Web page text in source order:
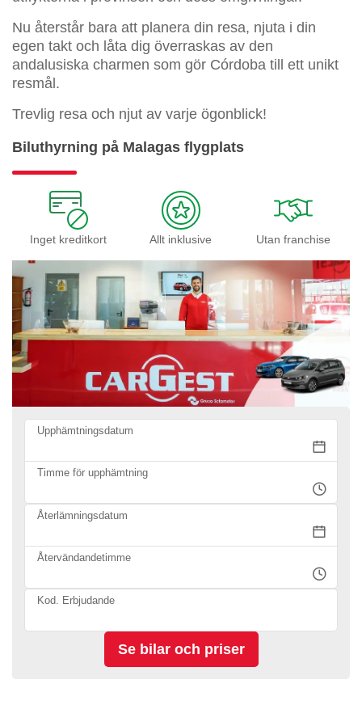
Nu återstår bara att planera din resa, njuta i din
egen takt och låta dig överraskas av den
andalusiska charmen som gör Córdoba till ett unikt
resmål.
Trevlig resa och njut av varje ögonblick!
Biluthyrning på Malagas flygplats
Inget kreditkort Allt inklusive Utan franchise
Upphämtningsdatum
Timme för upphämtning
Återlämningsdatum
Återvändandetimme
Kod. Erbjudande